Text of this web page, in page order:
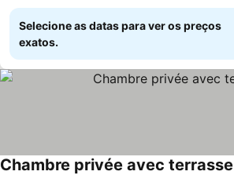
Selecione as datas para ver os preços
exatos.
Chambre privée avec terrasse